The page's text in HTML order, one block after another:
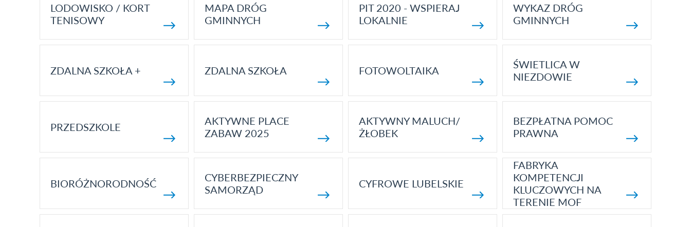
LODOWISKO / KORT
TENISOWY
MAPA DRÓG
GMINNYCH
PIT 2020 - WSPIERAJ
LOKALNIE
WYKAZ DRÓG
GMINNYCH
ZDALNA SZKOŁA + ZDALNA SZKOŁA FOTOWOLTAIKA
ŚWIETLICA W
NIEZDOWIE
PRZEDSZKOLE
AKTYWNE PLACE
ZABAW 2025
AKTYWNY MALUCH/
ŻŁOBEK
BEZPŁATNA POMOC
PRAWNA
BIORÓŻNORODNOŚĆ
CYBERBEZPIECZNY
SAMORZĄD
CYFROWE LUBELSKIE
FABRYKA
KOMPETENCJI
KLUCZOWYCH NA
TERENIE MOF